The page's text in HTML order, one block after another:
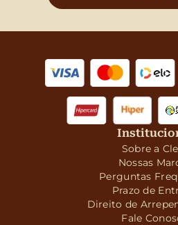
Sobre a
Nossas
Perguntas
Prazo de
Direito de
Fale